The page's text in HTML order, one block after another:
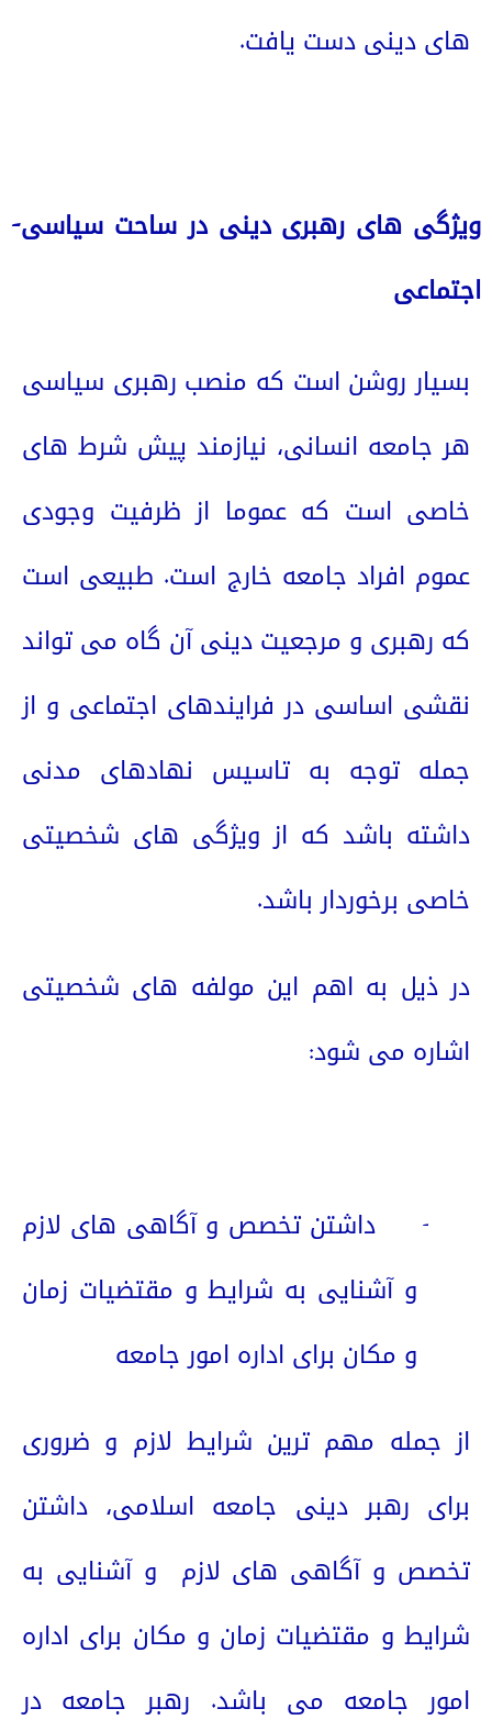
های دینی دست یافت.
ویژگی های رهبری دینی در ساحت سیاسی-
اجتماعی
بسیار روشن است که منصب رهبری سیاسی
هر جامعه انسانی، نیازمند پیش شرط های
خاصی است که عموما از ظرفیت وجودی
عموم افراد جامعه خارج است. طبیعی است
که رهبری و مرجعیت دینی آن گاه می تواند
نقشی اساسی در فرایندهای اجتماعی و از
جمله توجه به تاسیس نهادهای مدنی
داشته باشد که از ویژگی های شخصیتی
خاصی برخوردار باشد.
در ذیل به اهم این مولفه های شخصیتی
اشاره می شود:
داشتن تخصص و آگاهی های لازم
و آشنایی به شرایط و مقتضیات زمان
و مکان برای اداره امور جامعه
از جمله مهم ترین شرایط لازم و ضروری
برای رهبر دینی جامعه اسلامی، داشتن
تخصص و آگاهی های لازم و آشنایی به
شرایط و مقتضیات زمان و مکان برای اداره
امور جامعه می باشد. رهبر جامعه در